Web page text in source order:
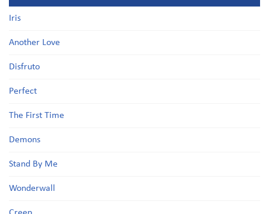
Iris
Another Love
Disfruto
Perfect
The First Time
Demons
Stand By Me
Wonderwall